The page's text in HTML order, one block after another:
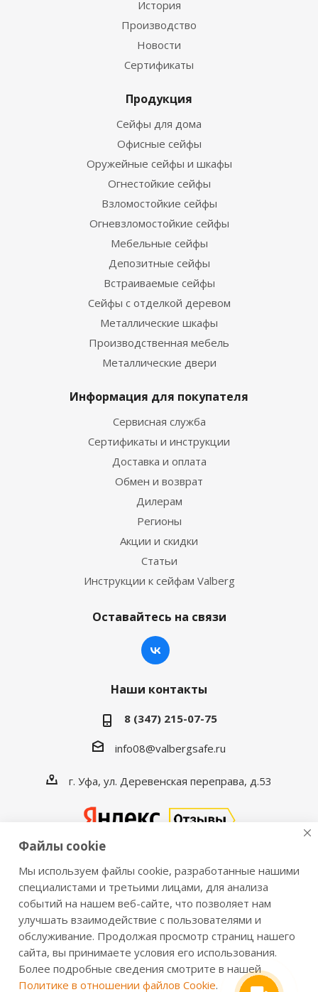
История
Производство
Новости
Сертификаты
Продукция
Сейфы для дома
Офисные сейфы
Оружейные сейфы и шкафы
Огнестойкие сейфы
Взломостойкие сейфы
Огневзломостойкие сейфы
Мебельные сейфы
Депозитные сейфы
Встраиваемые сейфы
Сейфы с отделкой деревом
Металлические шкафы
Производственная мебель
Металлические двери
Информация для покупателя
Сервисная служба
Сертификаты и инструкции
Доставка и оплата
Обмен и возврат
Дилерам
Регионы
Акции и скидки
Статьи
Инструкции к сейфам Valberg
Оставайтесь на связи
Наши контакты
8 (347) 215-07-75
info08@valbergsafe.ru
г. Уфа, ул. Деревенская переправа, д.53
2016-2026 © VALBERGSAFE.RU — Интернет-магазин
сейфов Valberg и металлической мебели Практик.
Продажа сейфов для дома и офиса, металлических
шкафов, стеллажей, металлических дверей.
Информация о розничных ценах, технических
характеристиках, наличии на складе носит справочный
характер и не является публичной офертой,
Файлы cookie
Мы используем файлы cookie, разработанные нашими
специалистами и третьими лицами, для анализа
событий на нашем веб-сайте, что позволяет нам
улучшать взаимодействие с пользователями и
обслуживание. Продолжая просмотр страниц нашего
сайта, вы принимаете условия его использования.
Более подробные сведения смотрите в нашей
Политике в отношении файлов Cookie.